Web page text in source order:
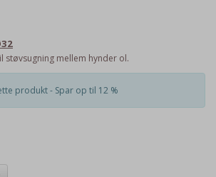
støvsugning mellem hynder ol.
produkt - Spar op til 12 %